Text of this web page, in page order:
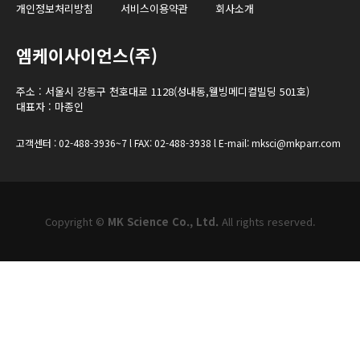
개인정보처리방침 서비스이용약관 회사소개
엠케이사이언스(주)
주소 : 서울시 강동구 천호대로 1128(성내동,웰빙메디컬빌딩 501호)
대표자 : 마종인
고객센터 : 02-488-3936~7 l FAX: 02-488-3938 l E-mail: mksci@mkparr.com
Copyright © MK Science Co., Ltd. All rights reserved.